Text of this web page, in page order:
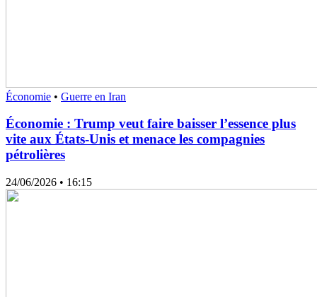
Économie • Guerre en Iran
Économie : Trump veut faire baisser l’essence plus
vite aux États-Unis et menace les compagnies
pétrolières
24/06/2026 • 16:15